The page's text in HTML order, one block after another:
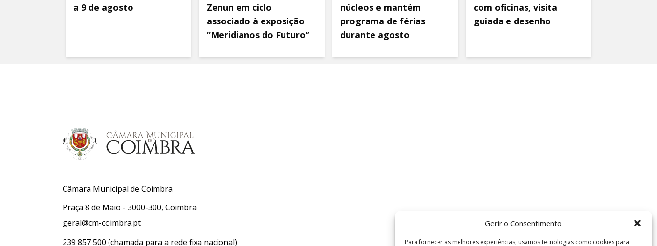
Gerir o Consentimento
Para fornecer as melhores experiências, usamos tecnologias como cookies para
a 9 de agosto
Zenun em ciclo
associado à exposição
“Meridianos do Futuro”
núcleos e mantém
programa de férias
durante agosto
com oficinas, visita
guiada e desenho
Câmara Municipal de Coimbra
Praça 8 de Maio - 3000-300, Coimbra
geral@cm-coimbra.pt
239 857 500 (chamada para a rede fixa nacional)